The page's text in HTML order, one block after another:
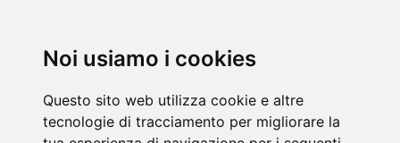
Noi usiamo i cookies
Questo sito web utilizza cookie e altre
tecnologie di tracciamento per migliorare la